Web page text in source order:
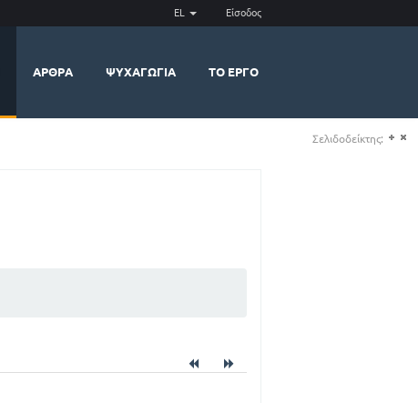
EL Είσοδος
ΆΡΘΡΑ ΨΥΧΑΓΩΓΊΑ ΤΟ ΈΡΓΟ
Σελιδοδείκτης: